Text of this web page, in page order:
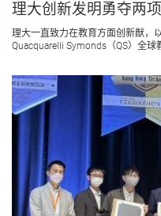
理大创新发明勇夺两
理大一直致力在教育方面创新猷，
Quacquarelli Symonds（QS）全